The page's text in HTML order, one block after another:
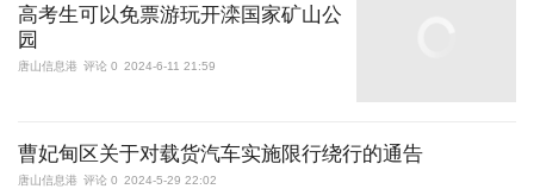
高考生可以免票游玩开滦国家矿山公
园
唐山信息港 评论 0 2024-6-11 21:59
曹妃甸区关于对载货汽车实施限行绕行的通告
唐山信息港 评论 0 2024-5-29 22:02